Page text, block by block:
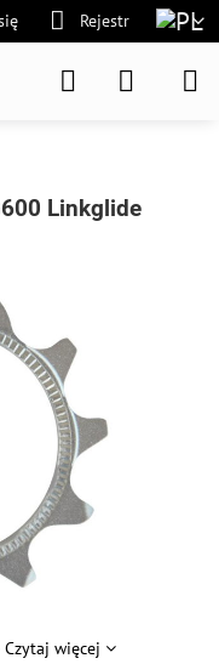
Rejestr
Linkglide
Czytaj więcej